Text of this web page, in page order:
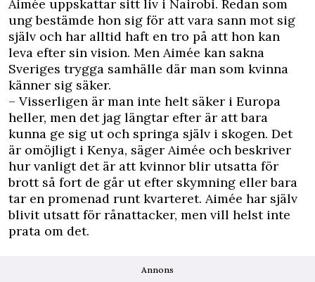
Aimée uppskattar sitt liv i Nairobi. Redan som
ung bestämde hon sig för att vara sann mot sig
själv och har alltid haft en tro på att hon kan
leva efter sin vision. Men Aimée kan sakna
Sveriges trygga samhälle där man som kvinna
känner sig säker.
– Visserligen är man inte helt säker i Europa
heller, men det jag längtar efter är att bara
kunna ge sig ut och springa själv i skogen. Det
är omöjligt i Kenya, säger Aimée och beskriver
hur vanligt det är att kvinnor blir utsatta för
brott så fort de går ut efter skymning eller bara
tar en promenad runt kvarteret. Aimée har själv
blivit utsatt för rånattacker, men vill helst inte
prata om det.
Annons